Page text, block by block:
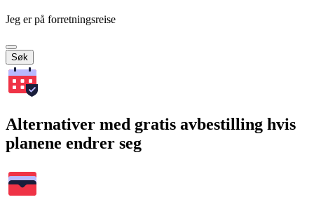
Jeg er på forretningsreise
Søk
Alternativer med gratis avbestilling hvis
planene endrer seg